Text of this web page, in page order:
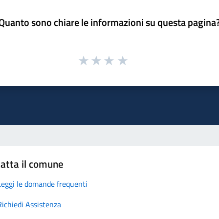
sono chiare le informazioni su questa
il comune
le domande frequenti
Assistenza